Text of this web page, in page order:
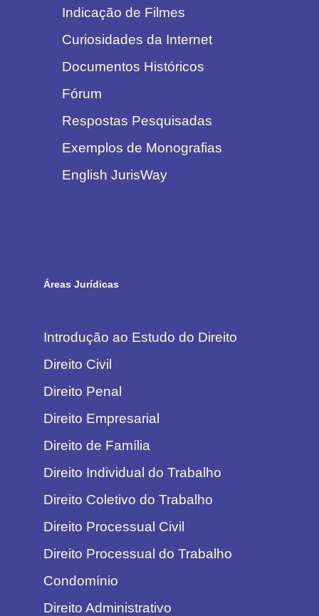
Indicação de Filmes
Curiosidades da Internet
Documentos Históricos
Fórum
Respostas Pesquisadas
Exemplos de Monografias
English JurisWay
Áreas Jurídicas
Introdução ao Estudo do Direito
Direito Civil
Direito Penal
Direito Empresarial
Direito de Família
Direito Individual do Trabalho
Direito Coletivo do Trabalho
Direito Processual Civil
Direito Processual do Trabalho
Condomínio
Direito Administrativo